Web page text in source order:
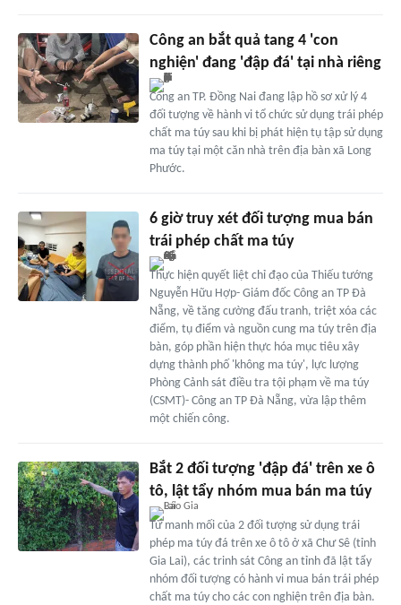
Công an bắt quả tang 4 'con
nghiện' đang 'đập đá' tại nhà riêng
Công an TP. Đồng Nai đang lập hồ sơ xử lý 4
đối tượng về hành vi tổ chức sử dụng trái phép
chất ma túy sau khi bị phát hiện tụ tập sử dụng
ma túy tại một căn nhà trên địa bàn xã Long
Phước.
6 giờ truy xét đối tượng mua bán
trái phép chất ma túy
Thực hiện quyết liệt chỉ đạo của Thiếu tướng
Nguyễn Hữu Hợp- Giám đốc Công an TP Đà
Nẵng, về tăng cường đấu tranh, triệt xóa các
điểm, tụ điểm và nguồn cung ma túy trên địa
bàn, góp phần hiện thực hóa mục tiêu xây
dựng thành phố 'không ma túy', lực lượng
Phòng Cảnh sát điều tra tội phạm về ma túy
(CSMT)- Công an TP Đà Nẵng, vừa lập thêm
một chiến công.
Bắt 2 đối tượng 'đập đá' trên xe ô
tô, lật tẩy nhóm mua bán ma túy
Từ manh mối của 2 đối tượng sử dụng trái
phép ma túy đá trên xe ô tô ở xã Chư Sê (tỉnh
Gia Lai), các trinh sát Công an tỉnh đã lật tẩy
nhóm đối tượng có hành vi mua bán trái phép
chất ma túy cho các con nghiện trên địa bàn.